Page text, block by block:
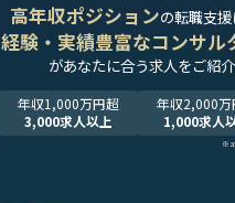
高年収ポジションの転職支
経験・実績豊富なコンサル
があなたに合う求人をご紹介
年収1,000万円超
3,000求人以上
年収2,000万
1,000求人